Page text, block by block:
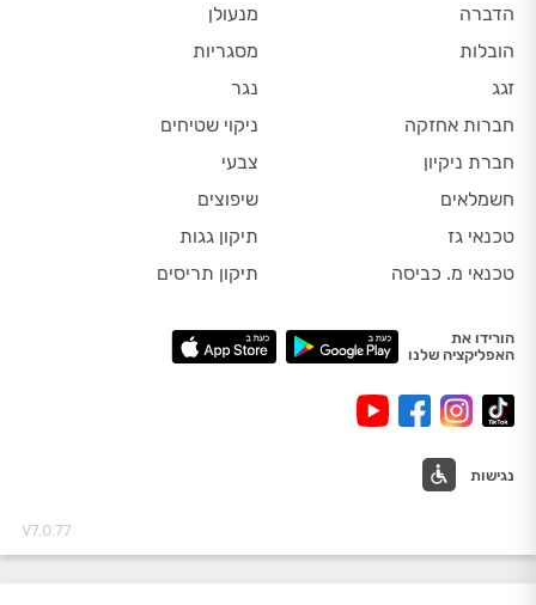
הדברה
הובלות
זגג
חברות אחזקה
חברת ניקיון
חשמלאים
טכנאי גז
טכנאי מ. כביסה
מנעולן
מסגריות
נגר
ניקוי שטיחים
צבעי
שיפוצים
תיקון גגות
תיקון תריסים
הורידו את
האפליקציה שלנו
נגישות
V7.0.77